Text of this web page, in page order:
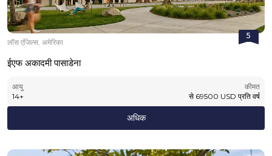
5
लॉस एंजिल्स, अमेरिका
ईएफ अकादमी पासाडेना
आयु
14+
कीमत
से 69500 USD प्रति वर्ष
अधिक